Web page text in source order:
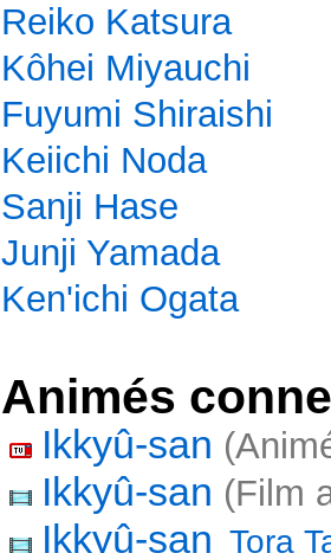
Reiko Katsura
Kôhei Miyauchi
Fuyumi Shiraishi
Keiichi Noda
Sanji Hase
Junji Yamada
Ken'ichi Ogata
Animés
Ikkyû-san
Ikkyû-san (Film
Ikkyû-san Tora